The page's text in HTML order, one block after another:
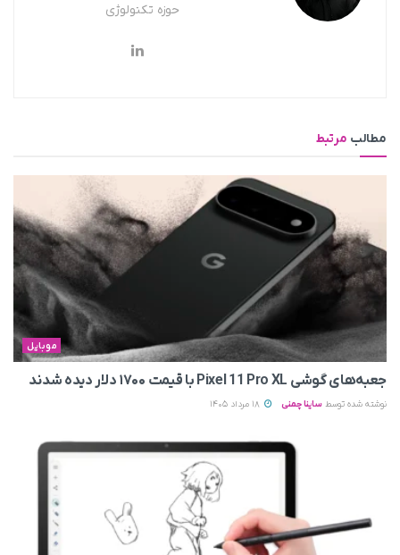
حوزه تکنولوژی
مطالب مرتبط
موبایل
جعبه‌های گوشی Pixel 11 Pro XL با قیمت ۱۷۰۰ دلار دیده شدند
نوشته شده توسط ساینا چمنی